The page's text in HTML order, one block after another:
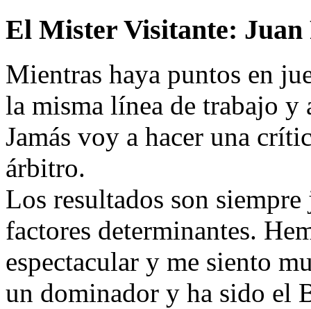
El Mister Visitante: Juan
Mientras haya puntos en
la misma línea de trabajo y
Jamás voy a hacer una
árbitro.
Los resultados son
factores determinantes.
espectacular y me siento
un dominador y ha sido el